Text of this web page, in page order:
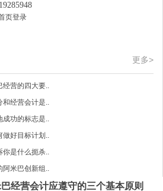
页登录
更多>
经营的四大要..
和经营会计是..
成功的标志是..
做好目标计划..
你是什么扼杀..
阿米巴创新组..
经营会计应遵守的三个基本原则